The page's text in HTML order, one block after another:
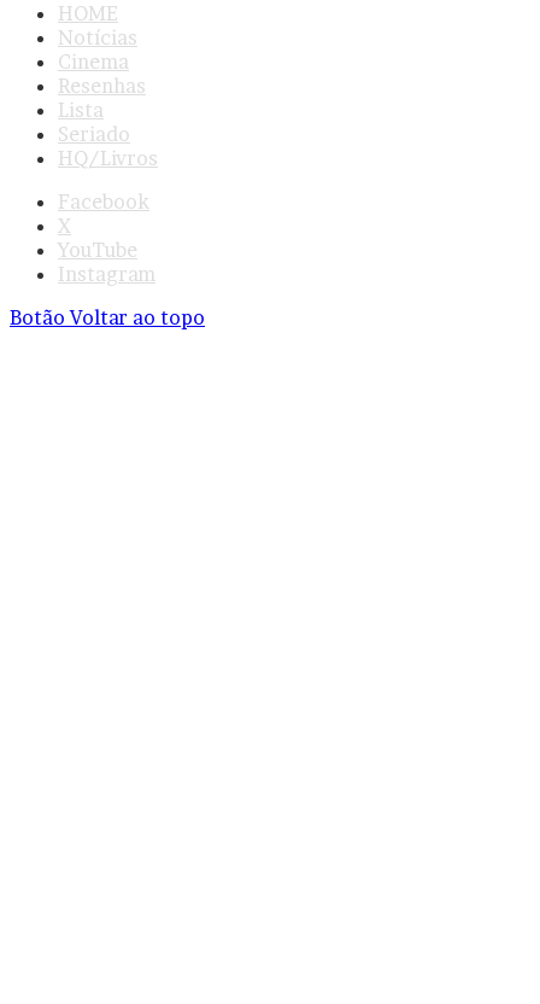
HOME
Notícias
Cinema
Resenhas
Lista
Seriado
HQ/Livros
Facebook
X
YouTube
Instagram
Botão Voltar ao topo